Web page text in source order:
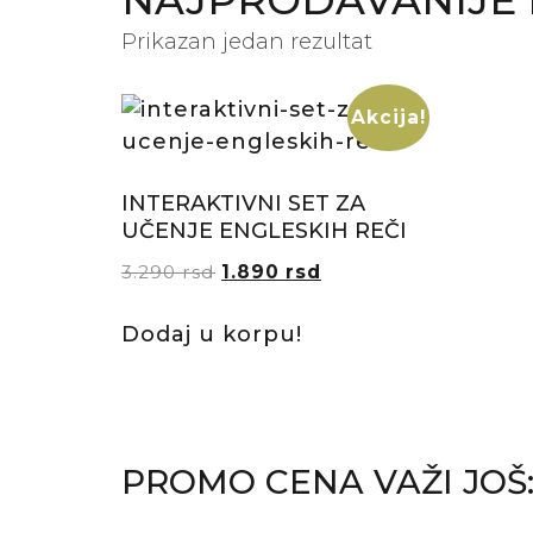
Prikazan jedan rezultat
Akcija!
INTERAKTIVNI SET ZA
UČENJE ENGLESKIH REČI
3.290rsd 1.890 rsd
Dodaj u korpu!
PROMO CENA VAŽI JOŠ: